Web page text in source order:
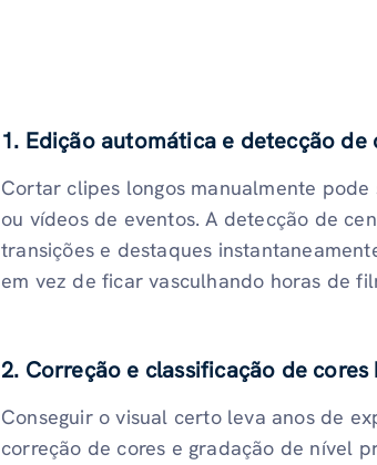
1. Edição automática e detecção de
Cortar clipes longos manualmente
ou vídeos de eventos. A detecção de
transições e destaques
em vez de ficar vasculhando horas de
2. Correção e classificação de cores
Conseguir o visual certo leva anos de
correção de cores e gradação de nível